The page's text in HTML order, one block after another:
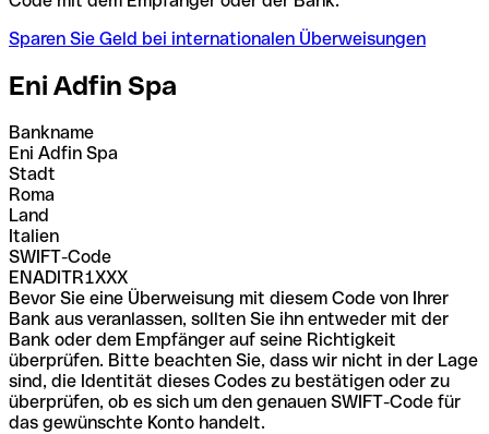
Sparen Sie Geld bei internationalen Überweisungen
Eni Adfin Spa
Bankname
Eni Adfin Spa
Stadt
Roma
Land
Italien
SWIFT-Code
ENADITR1XXX
Bevor Sie eine Überweisung mit diesem Code von Ihrer
Bank aus veranlassen, sollten Sie ihn entweder mit der
Bank oder dem Empfänger auf seine Richtigkeit
überprüfen. Bitte beachten Sie, dass wir nicht in der Lage
sind, die Identität dieses Codes zu bestätigen oder zu
überprüfen, ob es sich um den genauen SWIFT-Code für
das gewünschte Konto handelt.